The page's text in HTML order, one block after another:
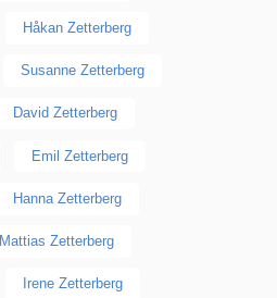
Håkan Zetterberg
Susanne Zetterberg
David Zetterberg
Emil Zetterberg
Hanna Zetterberg
Mattias Zetterberg
Irene Zetterberg